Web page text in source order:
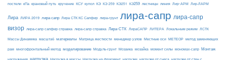
постели кПа крановый путь кручение КСУ купол КЭ КЭ 259 КЭ251 КЭ259 лестницы линия Лир-АРМ Лир-ЛАРМ
Лира ЛИРА 2019 лира сапр Лира СТК КС Сапфир лира-грунт лира-сапр лира-сапр
визор лира-сапр сапфир справка лира-сапр справка Лира-СТК ЛираСАПР ЛИТЕРА Локальным режим ЛСТК
Массы Динамика масштаб материалы Матрица жесткости менеджер узлов Местные оси МЕТЕОР метод заменяющих
рам многофронтальный метод моделирование Модуль-грунт Мозаика мозайка момент силы мономах-сапр Монтаж